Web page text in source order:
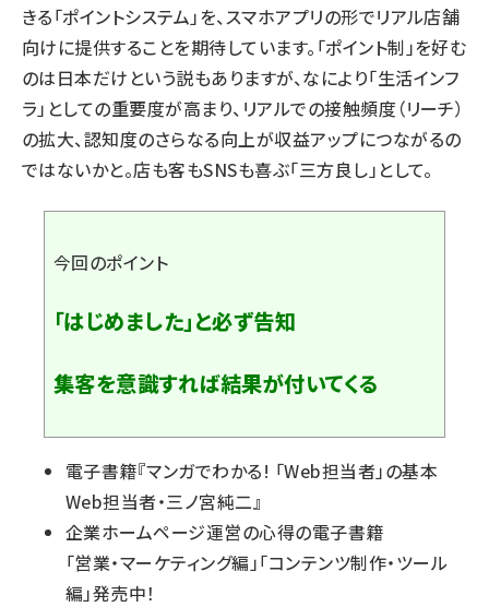
きる「ポイントシステム」を、スマホアプリの形でリアル店舗
向けに提供することを期待しています。「ポイント制」を好む
のは日本だけという説もありますが、なにより「生活インフ
ラ」としての重要度が高まり、リアルでの接触頻度（リーチ）
の拡大、認知度のさらなる向上が収益アップにつながるの
ではないかと。店も客もSNSも喜ぶ「三方良し」として。
今回のポイント
「はじめました」と必ず告知
集客を意識すれば結果が付いてくる
電子書籍『マンガでわかる! 「Web担当者」の基本
Web担当者・三ノ宮純二』
企業ホームページ運営の心得の電子書籍
「営業・マーケティング編」「コンテンツ制作・ツール
編」発売中！